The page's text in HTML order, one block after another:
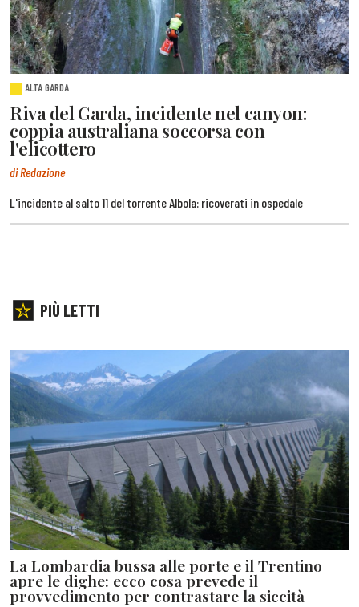
ALTA GARDA
Riva del Garda, incidente nel canyon:
coppia australiana soccorsa con
l'elicottero
di Redazione
L'incidente al salto 11 del torrente Albola: ricoverati in ospedale
PIÙ LETTI
La Lombardia bussa alle porte e il Trentino
apre le dighe: ecco cosa prevede il
provvedimento per contrastare la siccità